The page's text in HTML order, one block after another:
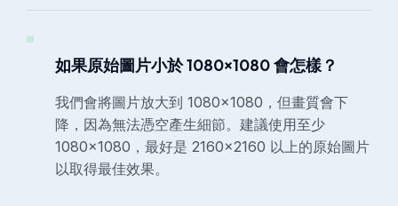
如果原始圖片小於 1080×1080 會怎樣？
我們會將圖片放大到 1080×1080，但畫質會下
降，因為無法憑空產生細節。建議使用至少
1080×1080，最好是 2160×2160 以上的原始圖片
以取得最佳效果。